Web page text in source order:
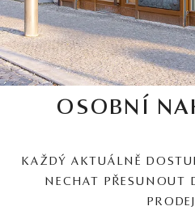
OSOBNÍ
KAŽDÝ AKTUÁLNĚ
NECHAT PŘESUNOUT